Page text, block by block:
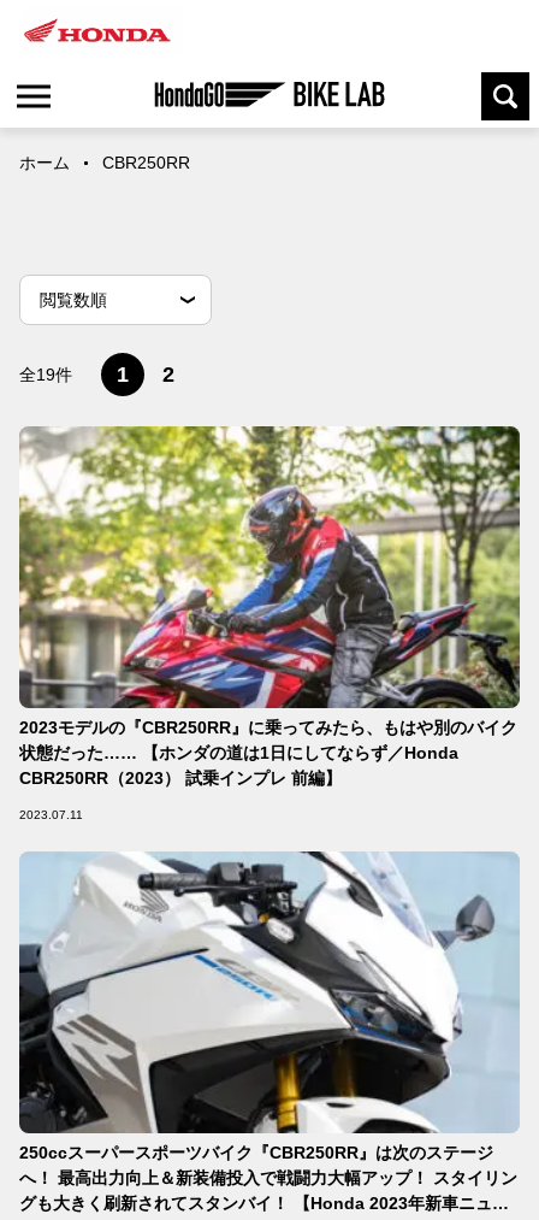
ホーム CBR250RR
並
替
条
並べ替え条件
新しい順
古い順
閲覧数順
全19件 1 2
2023モデルの『CBR250RR』に乗ってみたら、もはや別のバイク
状態だった…… 【ホンダの道は1日にしてならず／Honda
CBR250RR（2023） 試乗インプレ 前編】
2023.07.11
250ccスーパースポーツバイク『CBR250RR』は次のステージ
へ！ 最高出力向上＆新装備投入で戦闘力大幅アップ！ スタイリン
グも大きく刷新されてスタンバイ！ 【Honda 2023年新車ニュー